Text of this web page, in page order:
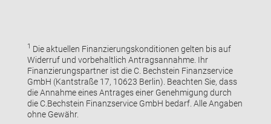
1 Die aktuellen Finanzierungskonditionen gelten bis auf
Widerruf und vorbehaltlich Antragsannahme. Ihr
Finanzierungspartner ist die C. Bechstein Finanzservice
GmbH (Kantstraße 17, 10623 Berlin). Beachten Sie, dass
die Annahme eines Antrages einer Genehmigung durch
die C.Bechstein Finanzservice GmbH bedarf. Alle Angaben
ohne Gewähr.